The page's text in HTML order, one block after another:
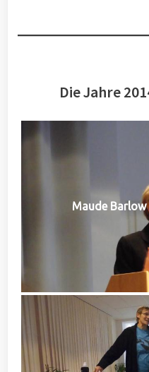
Die Jahre
Maude Barlow